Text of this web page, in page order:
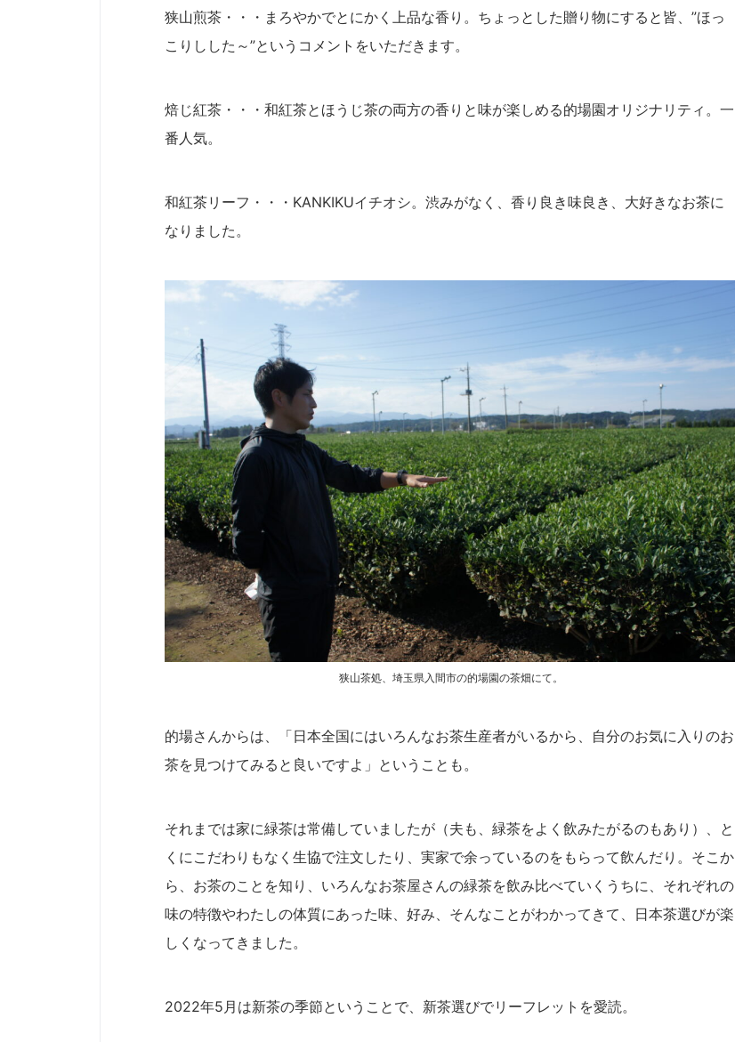
狭山煎茶・・・まろやかでとにかく上品な香り。ちょっとした贈り物にすると皆、”ほっ
こりしした～”というコメントをいただきます。
焙じ紅茶・・・和紅茶とほうじ茶の両方の香りと味が楽しめる的場園オリジナリティ。一
番人気。
和紅茶リーフ・・・KANKIKUイチオシ。渋みがなく、香り良き味良き、大好きなお茶に
なりました。
狭山茶処、埼玉県入間市の的場園の茶畑にて。
的場さんからは、「日本全国にはいろんなお茶生産者がいるから、自分のお気に入りのお
茶を見つけてみると良いですよ」ということも。
それまでは家に緑茶は常備していましたが（夫も、緑茶をよく飲みたがるのもあり）、と
くにこだわりもなく生協で注文したり、実家で余っているのをもらって飲んだり。そこか
ら、お茶のことを知り、いろんなお茶屋さんの緑茶を飲み比べていくうちに、それぞれの
味の特徴やわたしの体質にあった味、好み、そんなことがわかってきて、日本茶選びが楽
しくなってきました。
2022年5月は新茶の季節ということで、新茶選びでリーフレットを愛読。